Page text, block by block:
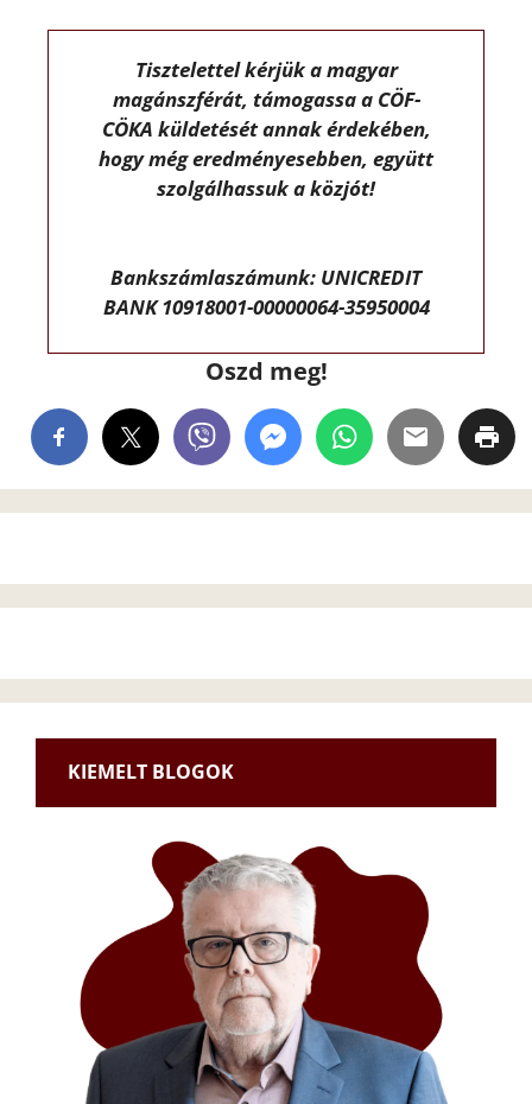
Tisztelettel kérjük a magyar
magánszférát, támogassa a CÖF-
CÖKA küldetését annak érdekében,
hogy még eredményesebben, együtt
szolgálhassuk a közjót!
Bankszámlaszámunk: UNICREDIT
BANK 10918001-00000064-35950004
Oszd meg!
KIEMELT BLOGOK